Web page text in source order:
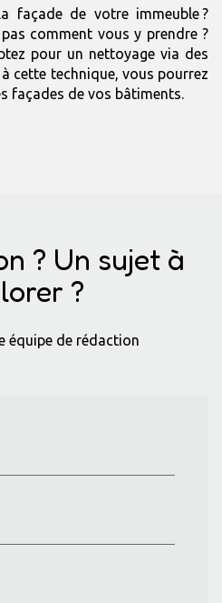
façade de votre immeuble ?
comment vous y prendre ?
pour un nettoyage via des
cette technique, vous pourrez
façades de vos bâtiments.
? Un sujet à
?
équipe de rédaction